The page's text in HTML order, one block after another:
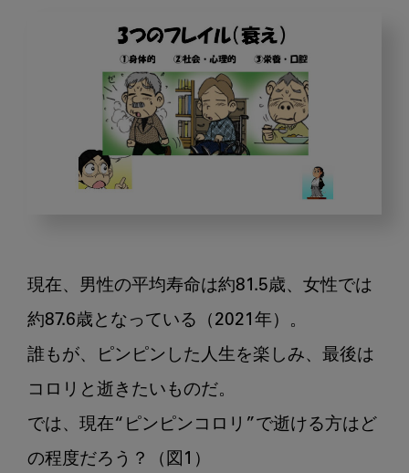
ラ
ル
フ
レ
イ
ル
を
う
現在、男性の平均寿命は約81.5歳、女性では
約87.6歳となっている（2021年）。
誰もが、ピンピンした人生を楽しみ、最後は
コロリと逝きたいものだ。
では、現在“ピンピンコロリ”で逝ける方はど